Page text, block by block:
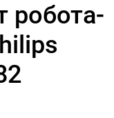
робота-